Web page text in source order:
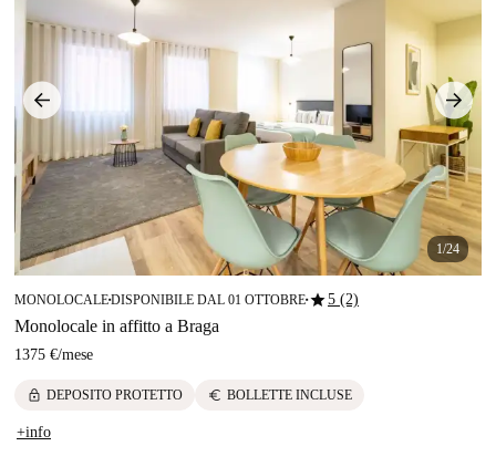
1/24
MONOLOCALE■DISPONIBILE DAL 01 OTTOBRE■star5 (2)
Monolocale in affitto a Braga
1375 €/mese
lock DEPOSITO PROTETTO euro BOLLETTE INCLUSE
+info